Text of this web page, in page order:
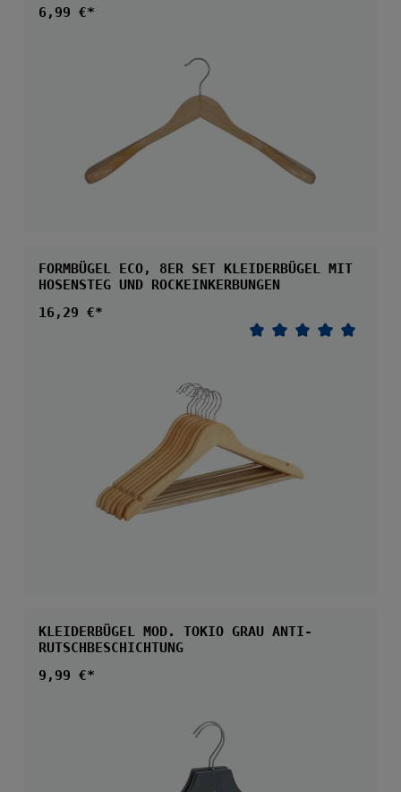
Regulärer Preis:
6,99 €*
FORMBÜGEL ECO, 8ER SET KLEIDERBÜGEL MIT
HOSENSTEG UND ROCKEINKERBUNGEN
Regulärer Preis:
16,29 €*
KLEIDERBÜGEL MOD. TOKIO GRAU ANTI-
RUTSCHBESCHICHTUNG
Regulärer Preis:
9,99 €*